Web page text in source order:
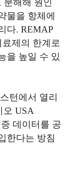
분해해 원인
물을 항체에
다. REMAP
제의 한계로
을 높일 수 있
턴에서 열리
오 USA
데이터를 공
한다는 방침